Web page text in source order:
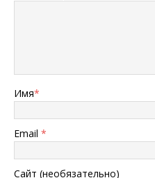
Имя*
Email *
Сайт (необязательно)